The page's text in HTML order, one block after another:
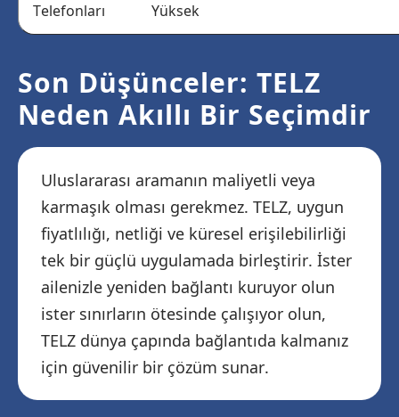
Telefonları
Yüksek
Son Düşünceler: TELZ
Neden Akıllı Bir Seçimdir
Uluslararası aramanın maliyetli veya
karmaşık olması gerekmez. TELZ, uygun
fiyatlılığı, netliği ve küresel erişilebilirliği
tek bir güçlü uygulamada birleştirir. İster
ailenizle yeniden bağlantı kuruyor olun
ister sınırların ötesinde çalışıyor olun,
TELZ dünya çapında bağlantıda kalmanız
için güvenilir bir çözüm sunar.